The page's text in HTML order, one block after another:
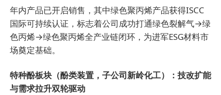
年内产品已开启销售，其中绿色聚丙烯产品获得ISCC
国际可持续认证，标志着公司成功打通绿色裂解气→绿
色丙烯→绿色聚丙烯全产业链闭环，为进军ESG材料市
场奠定基础。
特种酚板块（酚类装置，子公司新岭化工）：技改扩能
与需求拉升双轮驱动